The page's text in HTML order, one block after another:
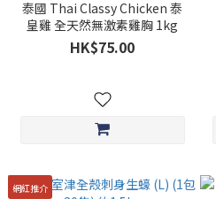
泰國 Thai Classy Chicken 泰
皇雞 全天然無激素雞胸 1kg
HK$75.00
網紅推介